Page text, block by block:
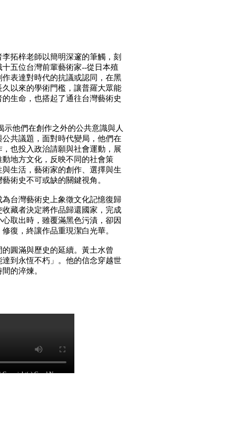
拓梓老師以簡明深邃的筆觸，刻
五位台灣前輩藝術家--從日本殖
表達對時代的抗議或認同，在黑
以來的學術門檻，讓普羅大眾能
生命，也搭起了通往台灣藝術史
他們在創作之外的公共意識與人
共議題，面對時代變局，他們在
也投入政治請願與社會運動，展
地方文化，反映不同的社會策
生活，藝術家的創作、選擇與生
術史不可或缺的關鍵視角。
台灣藝術史上象徵文化記憶復歸
藏者決定將作品歸還國家，完成
取出時，雖覆滿黑色污漬，卻因
復，終讓作品重現潔白光華。
圓滿與歷史的延續。黃土水曾
到永恆不朽」。他的信念穿越世
的淬煉。
Good News
hiChannel 提供